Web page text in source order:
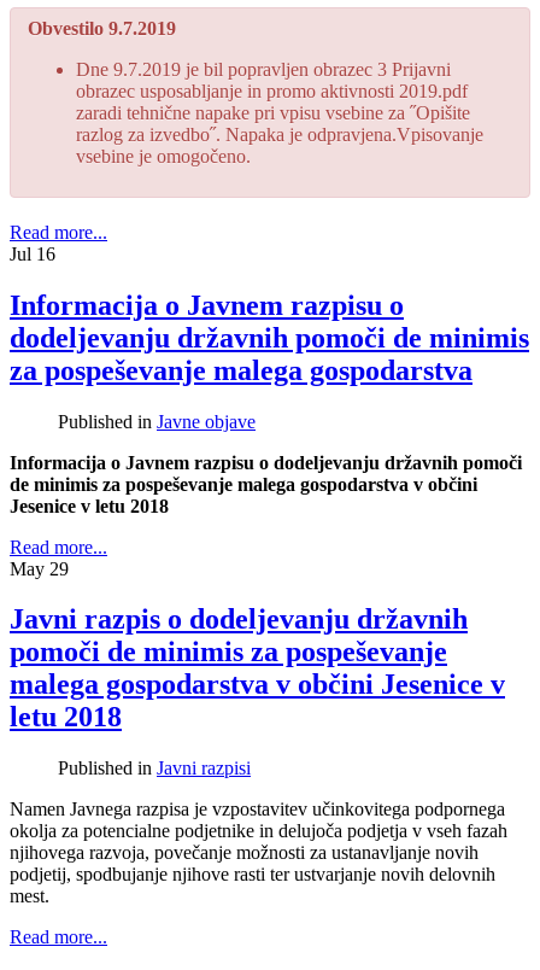
Obvestilo 9.7.2019
Dne 9.7.2019 je bil popravljen obrazec 3 Prijavni
obrazec usposabljanje in promo aktivnosti 2019.pdf
zaradi tehnične napake pri vpisu vsebine za ˝Opišite
razlog za izvedbo˝. Napaka je odpravjena.Vpisovanje
vsebine je omogočeno.
Read more...
Jul 16
Informacija o Javnem razpisu o
dodeljevanju državnih pomoči de minimis
za pospeševanje malega gospodarstva
Published in Javne objave
Informacija o Javnem razpisu o dodeljevanju državnih pomoči
de minimis za pospeševanje malega gospodarstva v občini
Jesenice v letu 2018
Read more...
May 29
Javni razpis o dodeljevanju državnih
pomoči de minimis za pospeševanje
malega gospodarstva v občini Jesenice v
letu 2018
Published in Javni razpisi
Namen Javnega razpisa je vzpostavitev učinkovitega podpornega
okolja za potencialne podjetnike in delujoča podjetja v vseh fazah
njihovega razvoja, povečanje možnosti za ustanavljanje novih
podjetij, spodbujanje njihove rasti ter ustvarjanje novih delovnih
mest.
Read more...